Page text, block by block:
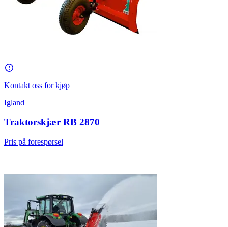
Kontakt oss for kjøp
Igland
Traktorskjær RB 2870
Pris på forespørsel